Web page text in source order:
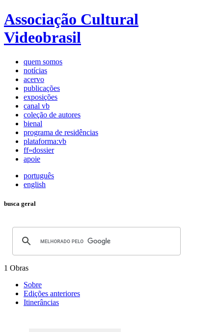
Associação Cultural
Videobrasil
quem somos
notícias
acervo
publicações
exposições
canal vb
coleção de autores
bienal
programa de residências
plataforma:vb
ff»dossier
apoie
português
english
busca geral
1 Obras
Sobre
Edições anteriores
Itinerâncias